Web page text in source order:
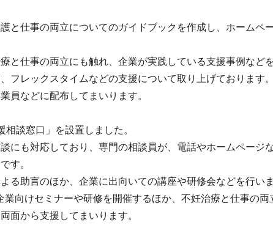
と仕事の両立についてのガイドブックを作成し、ホームペ
と仕事の両立にも触れ、企業が実践している支援事例など
フレックスタイムなどの支援について取り上げております。
員などに配布してまいります。
談窓口」を設置しました。
にも対応しており、専門の相談員が、電話やホームページ
す。
る助言のほか、企業に出向いての講座や研修会などを行いま
向けセミナーや研修を開催するほか、不妊治療と仕事の両
面から支援してまいります。